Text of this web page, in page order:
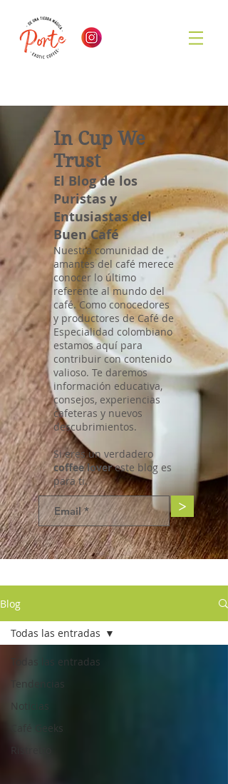
In Cup We
Trust
El Blog de los
Puristas y
Entusiastas del
Buen Café
Nuestra comunidad de
amantes del café merece
conocer lo último
referente al mundo del
café. Como conocedores
y productores de Café de
Especialidad colombiano
estamos aquí para
contribuir con contenido
valioso. Te daremos
información educativa,
consejos, experiencias
cafeteras y nuevos
descubrimientos.
Si eres un verdadero
coffee lovereste blog es
para ti.
>
Blog
Todas las entradas
Tendencias
Noticias
Café Geeks
Ristretto
Todas las entradas